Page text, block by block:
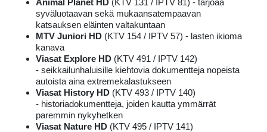
Animal Planet HD (KTV 131 / IPTV 81) - tarjoaa
syväluotaavan sekä mukaansatempaavan
katsauksen eläinten valtakuntaan
MTV Juniori HD (KTV 154 / IPTV 57) - lasten ikioma
kanava
Viasat Explore HD (KTV 491 / IPTV 142)
- seikkailunhaluisille kiehtovia dokumentteja nopeista
autoista aina extremekalastukseen
Viasat History HD (KTV 493 / IPTV 140)
- historiadokumentteja, joiden kautta ymmärrät
paremmin nykyhetken
Viasat Nature HD (KTV 495 / IPTV 141)